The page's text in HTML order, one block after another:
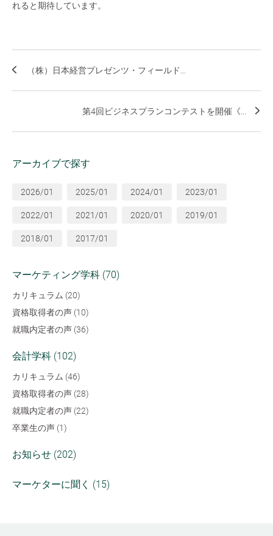
れると期待しています。
（株）日本経営プレゼンツ・フィールド...
第4回ビジネスプランコンテストを開催《...
アーカイブで探す
2026/01 2025/01 2024/01 2023/01
2022/01 2021/01 2020/01 2019/01
2018/01 2017/01
マーケティング学科 (70)
カリキュラム (20)
資格取得者の声 (10)
就職内定者の声 (36)
会計学科 (102)
カリキュラム (46)
資格取得者の声 (28)
就職内定者の声 (22)
卒業生の声 (1)
お知らせ (202)
マーケターに聞く (15)